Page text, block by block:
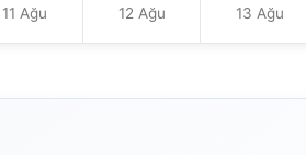
11 Ağu 12 Ağu 13 Ağu